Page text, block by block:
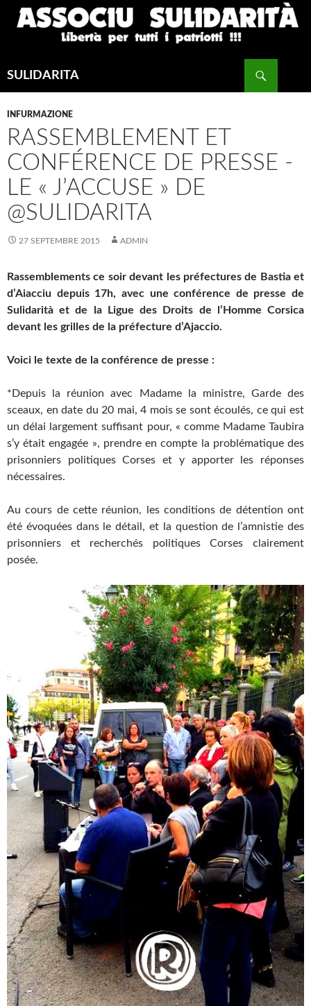
SULIDARITA
Recherche
CONTENU
PRINCIPAL
INFURMAZIONE
RASSEMBLEMENT ET
CONFÉRENCE DE PRESSE -
LE « J’ACCUSE » DE
@SULIDARITA
27 SEPTEMBRE 2015 ADMIN
Rassemblements ce soir devant les préfectures de Bastia et
d’Aiacciu depuis 17h, avec une conférence de presse de
Sulidarità et de la Ligue des Droits de l’Homme Corsica
devant les grilles de la préfecture d’Ajaccio.
Voici le texte de la conférence de presse :
*Depuis la réunion avec Madame la ministre, Garde des
sceaux, en date du 20 mai, 4 mois se sont écoulés, ce qui est
un délai largement suffisant pour, « comme Madame Taubira
s’y était engagée », prendre en compte la problématique des
prisonniers politiques Corses et y apporter les réponses
nécessaires.
Au cours de cette réunion, les conditions de détention ont
été évoquées dans le détail, et la question de l’amnistie des
prisonniers et recherchés politiques Corses clairement
posée.